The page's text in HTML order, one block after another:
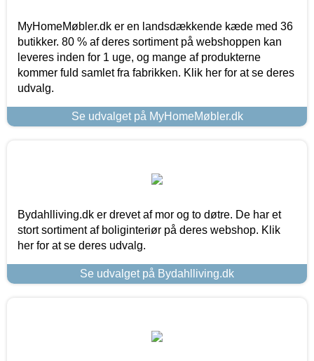
MyHomeMøbler.dk er en landsdækkende kæde med 36
butikker. 80 % af deres sortiment på webshoppen kan
leveres inden for 1 uge, og mange af produkterne
kommer fuld samlet fra fabrikken. Klik her for at se deres
udvalg.
Se udvalget på MyHomeMøbler.dk
Bydahlliving.dk er drevet af mor og to døtre. De har et
stort sortiment af boliginteriør på deres webshop. Klik
her for at se deres udvalg.
Se udvalget på Bydahlliving.dk